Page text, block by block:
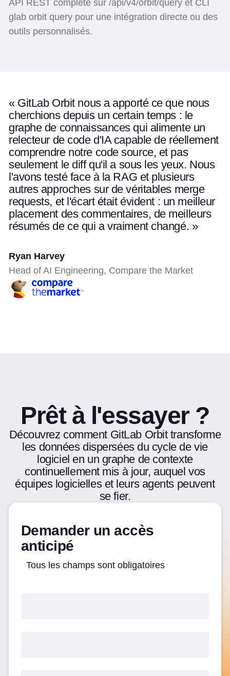
API REST complète sur /api/v4/orbit/query et CLI
glab orbit query pour une intégration directe ou des
outils personnalisés.
Utilisez les touches fléchées gauche et droite pour
Citation 1 de 1
« GitLab Orbit nous a apporté ce que nous
cherchions depuis un certain temps : le
graphe de connaissances qui alimente un
relecteur de code d'IA capable de réellement
comprendre notre code source, et pas
seulement le diff qu'il a sous les yeux. Nous
l'avons testé face à la RAG et plusieurs
autres approches sur de véritables merge
requests, et l'écart était évident : un meilleur
placement des commentaires, de meilleurs
résumés de ce qui a vraiment changé. »
Ryan Harvey
Head of AI Engineering, Compare the Market
Prêt à l'essayer ?
Découvrez comment GitLab Orbit transforme
les données dispersées du cycle de vie
logiciel en un graphe de contexte
continuellement mis à jour, auquel vos
équipes logicielles et leurs agents peuvent
se fier.
Demander un accès
anticipé
Tous les champs sont obligatoires